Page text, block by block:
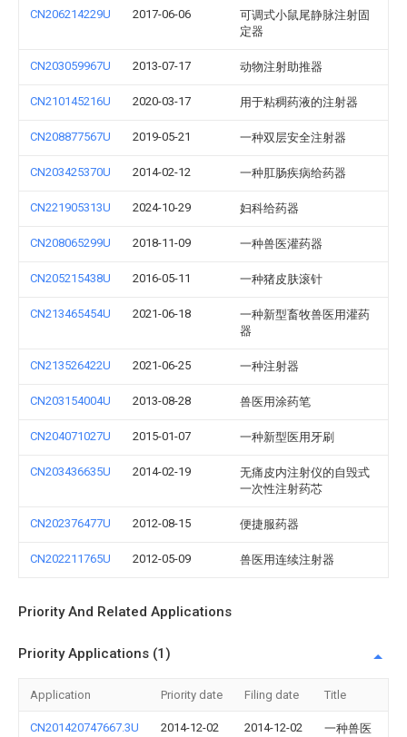
CN206214229U 2017-06-06
可调式小鼠尾静脉注射固
定器
CN203059967U 2013-07-17 动物注射助推器
CN210145216U 2020-03-17 用于粘稠药液的注射器
CN208877567U 2019-05-21 一种双层安全注射器
CN203425370U 2014-02-12 一种肛肠疾病给药器
CN221905313U 2024-10-29 妇科给药器
CN208065299U 2018-11-09 一种兽医灌药器
CN205215438U 2016-05-11 一种猪皮肤滚针
CN213465454U 2021-06-18
一种新型畜牧兽医用灌药
器
CN213526422U 2021-06-25 一种注射器
CN203154004U 2013-08-28 兽医用涂药笔
CN204071027U 2015-01-07 一种新型医用牙刷
CN203436635U 2014-02-19
无痛皮内注射仪的自毁式
一次性注射药芯
CN202376477U 2012-08-15 便捷服药器
CN202211765U 2012-05-09 兽医用连续注射器
Priority And Related Applications
Priority Applications (1)
Application Priority date Filing date Title
CN201420747667.3U 2014-12-02 2014-12-02
一种兽医